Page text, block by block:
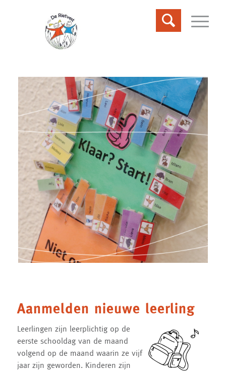
Aanmelden nieuwe leerling
Leerlingen zijn leerplichtig op de
eerste schooldag van de maand
volgend op de maand waarin ze vijf
jaar zijn geworden. Kinderen zijn